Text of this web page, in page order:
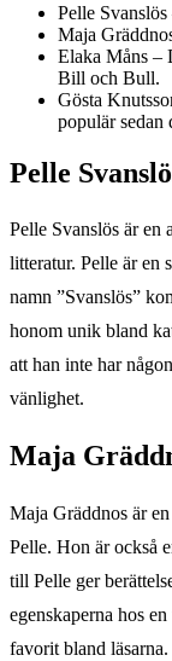
Pelle
Maja
Elaka Måns –
Bill och Bull.
Gösta
populär sedan
Pelle
Pelle Svanslös är en
litteratur. Pelle är en
namn ”Svanslös”
honom unik bland
att han inte har
vänlighet.
Maja
Maja Gräddnos är
Pelle. Hon är också
till Pelle ger
egenskaperna hos
favorit bland läsarna.